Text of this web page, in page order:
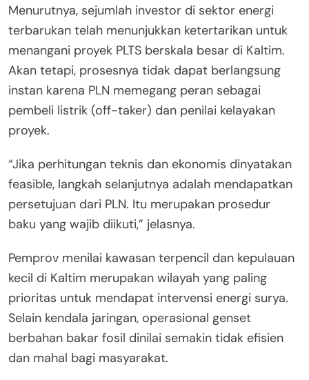
Menurutnya, sejumlah investor di sektor energi
terbarukan telah menunjukkan ketertarikan untuk
menangani proyek PLTS berskala besar di Kaltim.
Akan tetapi, prosesnya tidak dapat berlangsung
instan karena PLN memegang peran sebagai
pembeli listrik (off-taker) dan penilai kelayakan
proyek.
“Jika perhitungan teknis dan ekonomis dinyatakan
feasible, langkah selanjutnya adalah mendapatkan
persetujuan dari PLN. Itu merupakan prosedur
baku yang wajib diikuti,” jelasnya.
Pemprov menilai kawasan terpencil dan kepulauan
kecil di Kaltim merupakan wilayah yang paling
prioritas untuk mendapat intervensi energi surya.
Selain kendala jaringan, operasional genset
berbahan bakar fosil dinilai semakin tidak efisien
dan mahal bagi masyarakat.